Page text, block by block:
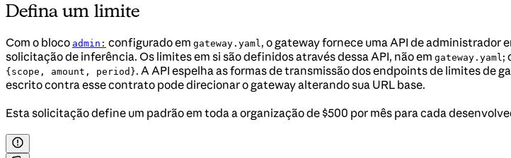
Defina um limite
Com o bloco admin: configurado em gateway.yaml , o gateway fornece uma API de administrador
solicitação de inferência. Os limites em si são definidos através dessa API, não em gateway.yaml ;
{scope, amount, period}. A API espelha as formas de transmissão dos endpoints de limites de
escrito contra esse contrato pode direcionar o gateway alterando sua URL base.
Esta solicitação define um padrão em toda a organização de $500 por mês para cada